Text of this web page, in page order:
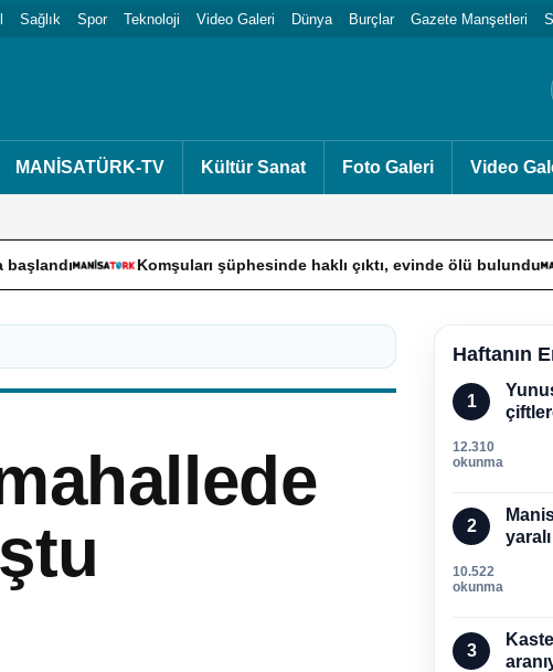
Sağlık Spor Teknoloji Video Galeri Dünya Burçlar Gazete Manşetleri
MANİSATÜRK-TV Kültür Sanat Foto Galeri Video
şüphesinde haklı çıktı, evinde ölü bulundu İsmail
Haftanın
1
12.310
okunma
2
yaralı
10.522
okunma
3